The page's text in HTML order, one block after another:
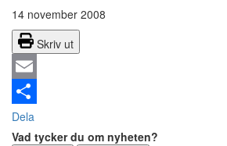
14 november 2008
Skriv ut
Email
Dela
Vad tycker du om nyheten?